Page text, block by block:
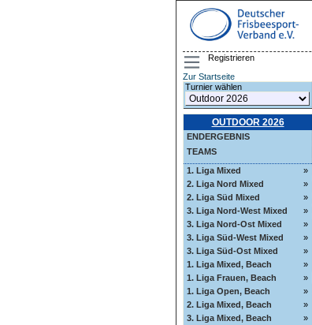
Registrieren
Zur Startseite
Turnier wählen
OUTDOOR 2026
ENDERGEBNIS
TEAMS
1. Liga Mixed
»
2. Liga Nord Mixed
»
2. Liga Süd Mixed
»
3. Liga Nord-West Mixed
»
3. Liga Nord-Ost Mixed
»
3. Liga Süd-West Mixed
»
3. Liga Süd-Ost Mixed
»
1. Liga Mixed, Beach
»
1. Liga Frauen, Beach
»
1. Liga Open, Beach
»
2. Liga Mixed, Beach
»
3. Liga Mixed, Beach
»